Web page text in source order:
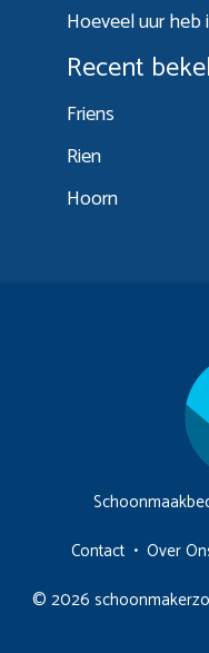
Hoeveel uur heb
Recent
Friens
Rien
Hoorn
Contact • Over
© 2026